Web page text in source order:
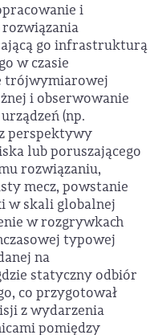
i
go infrastrukturą
w czasie
trójwymiarowej
i obserwowanie
(np.
perspektywy
lub poruszającego
rozwiązaniu,
mecz, powstanie
w skali globalnej
w rozgrywkach
typowej
na
statyczny odbiór
co przygotował
z wydarzenia
pomiędzy